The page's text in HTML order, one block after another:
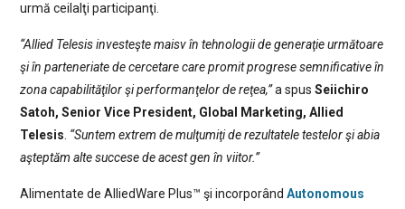
urmă ceilalţi participanţi.
“Allied Telesis investeşte maisv în tehnologii de generaţie următoare
şi în parteneriate de cercetare care promit progrese semnificative în
zona capabilităţilor şi performanţelor de reţea,”a spus Seiichiro
Satoh, Senior Vice President, Global Marketing, Allied
Telesis. “Suntem extrem de mulţumiţi de rezultatele testelor şi abia
aşteptăm alte succese de acest gen în viitor.”
Alimentate de AlliedWare Plus™ şi incorporând Autonomous